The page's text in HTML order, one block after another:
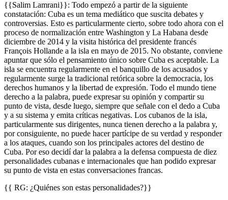
{{Salim Lamrani}}: Todo empezó a partir de la siguiente
constatación: Cuba es un tema mediático que suscita debates y
controversias. Esto es particularmente cierto, sobre todo ahora con el
proceso de normalización entre Washington y La Habana desde
diciembre de 2014 y la visita histórica del presidente francés
François Hollande a la isla en mayo de 2015. No obstante, conviene
apuntar que sólo el pensamiento único sobre Cuba es aceptable. La
isla se encuentra regularmente en el banquillo de los acusados y
regularmente surge la tradicional retórica sobre la democracia, los
derechos humanos y la libertad de expresión. Todo el mundo tiene
derecho a la palabra, puede expresar su opinión y compartir su
punto de vista, desde luego, siempre que señale con el dedo a Cuba
y a su sistema y emita críticas negativas. Los cubanos de la isla,
particularmente sus dirigentes, nunca tienen derecho a la palabra y,
por consiguiente, no puede hacer partícipe de su verdad y responder
a los ataques, cuando son los principales actores del destino de
Cuba. Por eso decidí dar la palabra a la defensa compuesta de diez
personalidades cubanas e internacionales que han podido expresar
su punto de vista en estas conversaciones francas.
{{ RG: ¿Quiénes son estas personalidades?}}